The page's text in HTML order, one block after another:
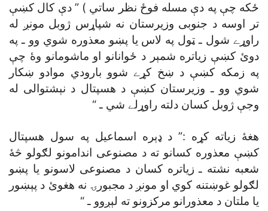
ځکه چې په دې مسله فوځ نظر ساتي ) ” دې کال کښې
تر اوسه د جنوبى وزيرستان نه شپاړس ژوبل مونږ له
راوړے شول ـ ټول په لاس يا پښو معذوره شوي وو ـ په
دوئ کښې زياتره شمېر د ځوانانو او ماشومانو وۀ چې
په زمکه کښې د ښخ کړے شوو بارودي موادو ښکار
شوي وو ـ وزيرستان کښې د هسپتال د نېشتوالى له
وجې ژوبل کسان دلته راوړلے شي ـ “
هغۀ زياته کړه :” د ډېره اسماعيل په سول هسپتال
کښې معذوره کسانو ته د مصنوعى اندامونو لګولو څۀ
شعبه نشته ـ زياتره کسان د مصنوعى لاسونو يا پښو
لګولو غوښتنه کوي او مونږ د مجبورۍ نه هغوئ د پېښور
يا ملتان د معذورانو مرکزونو ته لېږوو ـ “